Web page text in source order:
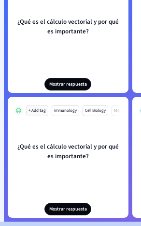
¿Qué es el cálculo vectorial y por qué
es importante?
Mostrar respuesta
+ Add tag Immunology Cell Biology Mo
¿Qué es el cálculo vectorial y por qué
es importante?
Mostrar respuesta